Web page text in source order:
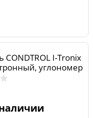
CONDTROL I-Tronix
углономер